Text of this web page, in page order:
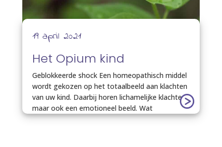
19 april 2021
Het Opium kind
Geblokkeerde shock Een homeopathisch middel
wordt gekozen op het totaalbeeld aan klachten
van uw kind. Daarbij horen lichamelijke klachten,
maar ook een emotioneel beeld. Wat